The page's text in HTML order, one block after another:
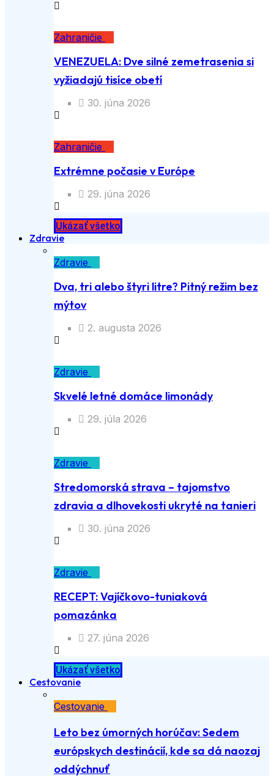
Zahraničie
VENEZUELA: Dve silné zemetrasenia si
vyžiadajú tisíce obetí
30. júna 2026
Zahraničie
Extrémne počasie v Európe
29. júna 2026
Ukázať všetko
Zdravie
Zdravie
Dva, tri alebo štyri litre? Pitný režim bez
mýtov
2. augusta 2026
Zdravie
Skvelé letné domáce limonády
29. júla 2026
Zdravie
Stredomorská strava – tajomstvo
zdravia a dlhovekosti ukryté na tanieri
30. júna 2026
Zdravie
RECEPT: Vajíčkovo-tuniaková
pomazánka
27. júna 2026
Ukázať všetko
Cestovanie
Cestovanie
Leto bez úmorných horúčav: Sedem
európskych destinácií, kde sa dá naozaj
oddýchnuť